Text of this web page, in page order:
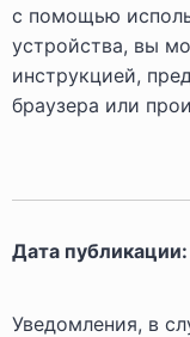
с помощью
устройства, вы
инструкцией,
браузера или
Дата публикации:
Уведомления, в